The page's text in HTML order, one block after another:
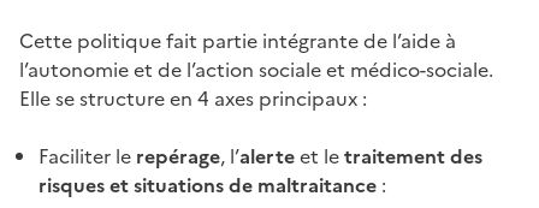
Cette politique fait partie intégrante de l’aide à
l’autonomie et de l’action sociale et médico-sociale.
Elle se structure en 4 axes principaux :
Faciliter le repérage, l’alerteet letraitement des
risques et situations de maltraitance :